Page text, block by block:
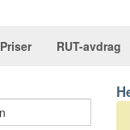
Priser RUT-avdrag